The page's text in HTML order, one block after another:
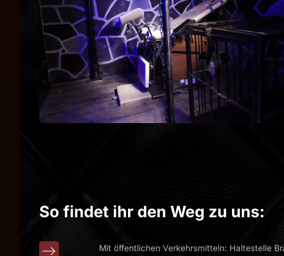
So findet ihr den Weg zu uns:
Mit öffentlichen Verkehrsmitteln: Haltestelle